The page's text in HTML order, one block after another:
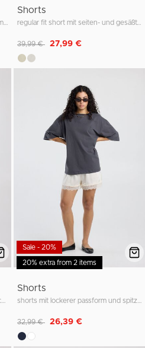
Shorts
regular fit short mit seiten- und gesäßtaschen
Reduziert von
39,99 € auf
27,99 €
20% extra from 2 items
Sale - 20%
Shorts
Reduziert von
32,99 € auf
26,39 €